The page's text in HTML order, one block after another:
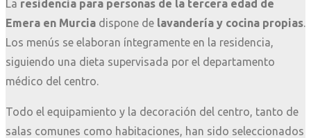
La residencia para personas de la tercera edad de
Emera en Murcia dispone de lavandería y cocina propias.
Los menús se elaboran íntegramente en la residencia,
siguiendo una dieta supervisada por el departamento
médico del centro.
Todo el equipamiento y la decoración del centro, tanto de
salas comunes como habitaciones, han sido seleccionados